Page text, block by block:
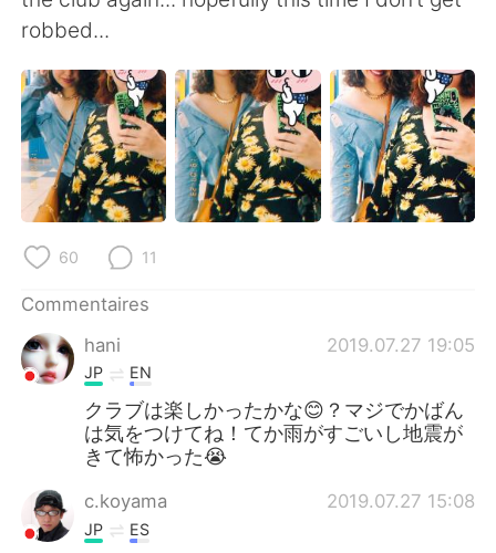
English 简体中文
繁體中文 Español
العربية Deutsch
日本語 한국어
Türkçe
Português
robbed...
60 11
Commentaires
hani
2019.07.27 19:05
JP EN
クラブは楽しかったかな😊？マジでかばん
は気をつけてね！てか雨がすごいし地震が
きて怖かった😭
c.koyama 2019.07.27 15:08
JP ES